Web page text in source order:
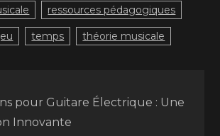
ressources pédagogiques
temps théorie musicale
pour Guitare Électrique : Une
Innovante